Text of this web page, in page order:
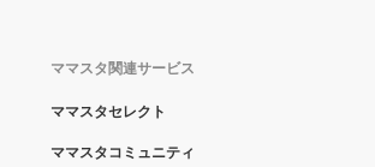
ママスタ関連サービス
ママスタセレクト
ママスタコミュニティ